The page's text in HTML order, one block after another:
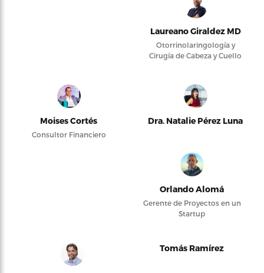
Laureano Giraldez MD
Otorrinolaringología y
Cirugía de Cabeza y Cuello
Moises Cortés
Consultor Financiero
Dra. Natalie Pérez Luna
Orlando Alomá
Gerente de Proyectos en un
Startup
Tomás Ramírez